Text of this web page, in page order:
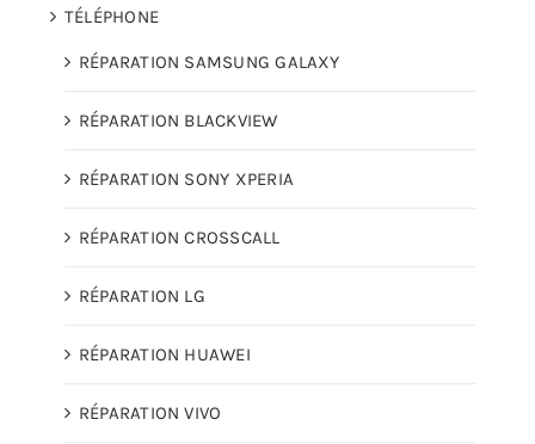
TÉLÉPHONE
RÉPARATION SAMSUNG GALAXY
RÉPARATION BLACKVIEW
RÉPARATION SONY XPERIA
RÉPARATION CROSSCALL
RÉPARATION LG
RÉPARATION HUAWEI
RÉPARATION VIVO